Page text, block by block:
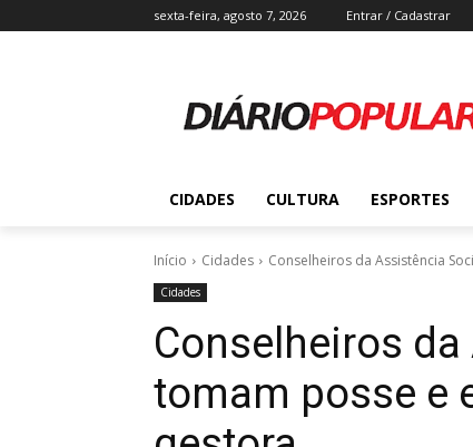
sexta-feira, agosto 7, 2026 Entrar / Cadastrar
CIDADES CULTURA ESPORTES
Início Cidades Conselheiros da Assistência
Cidades
Conselheiros
tomam posse e